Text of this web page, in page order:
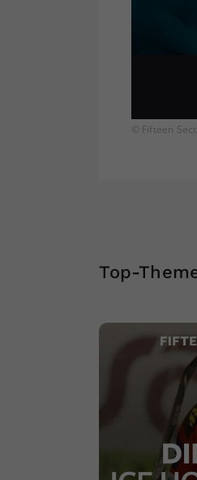
© Fifteen
Top-